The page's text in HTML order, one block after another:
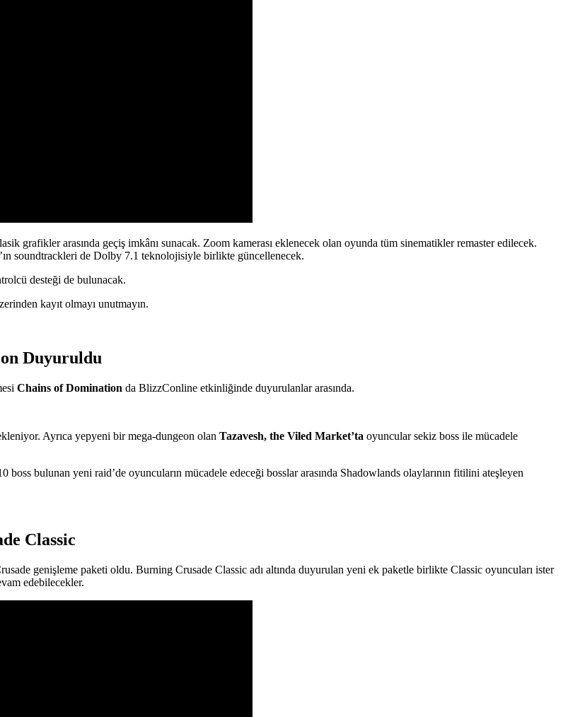
grafikler arasında geçiş imkânı sunacak. Zoom kamerası eklenecek olan oyunda tüm sinematikler remaster edilecek.
soundtrackleri de Dolby 7.1 teknolojisiyle birlikte güncellenecek.
desteği de bulunacak.
kayıt olmayı unutmayın.
Duyuruldu
Chains of Domination da BlizzConline etkinliğinde duyurulanlar arasında.
Ayrıca yepyeni bir mega-dungeon olan Tazavesh, the Viled Market’ta oyuncular sekiz boss ile mücadele
boss bulunan yeni raid’de oyuncuların mücadele edeceği bosslar arasında Shadowlands olaylarının fitilini ateşleyen
Classic
genişleme paketi oldu. Burning Crusade Classic adı altında duyurulan yeni ek paketle birlikte Classic oyuncuları ister
edebilecekler.